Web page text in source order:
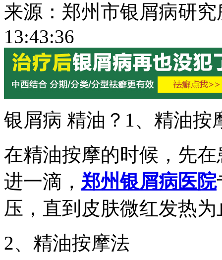
来源：郑州市银屑病研
13:43:36
银屑病 精油？1、精油按
在精油按摩的时候，先
进一滴， 郑州银屑病医院
压，直到皮肤微红发热为
2、精油按摩法